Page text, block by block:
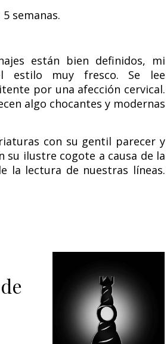
5 semanas.
están bien definidos, mi
estilo muy fresco. Se lee
por una afección cervical.
algo chocantes y modernas
con su gentil parecer y
ilustre cogote a causa de la
la lectura de nuestras líneas.